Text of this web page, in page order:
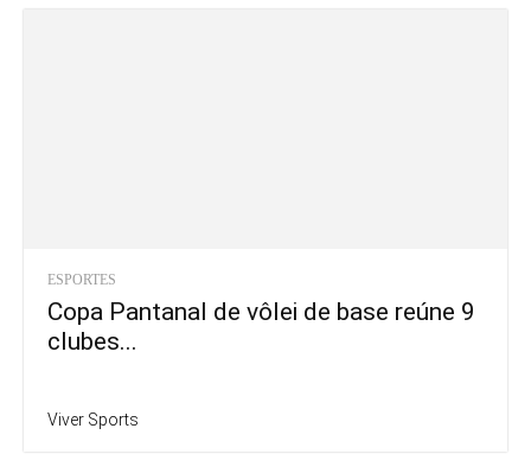
ESPORTES
Copa Pantanal de vôlei de base reúne 9
clubes...
Viver Sports